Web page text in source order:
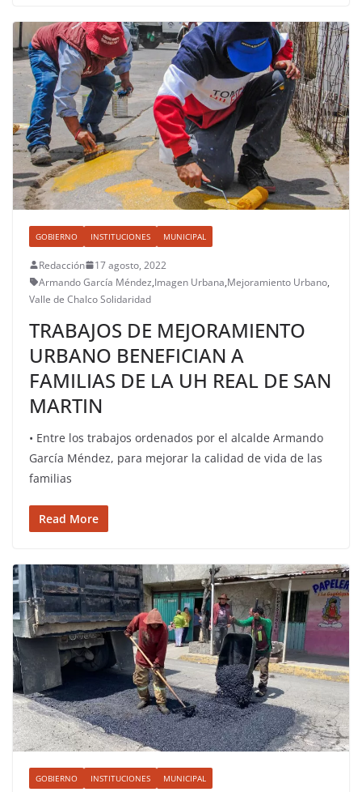
GOBIERNO INSTITUCIONES MUNICIPAL
Redacción
17 agosto, 2022
Armando García Méndez,Imagen Urbana,Mejoramiento Urbano,
Valle de Chalco Solidaridad
TRABAJOS DE MEJORAMIENTO
URBANO BENEFICIAN A
FAMILIAS DE LA UH REAL DE SAN
MARTIN
• Entre los trabajos ordenados por el alcalde Armando
García Méndez, para mejorar la calidad de vida de las
familias
Read More
GOBIERNO INSTITUCIONES MUNICIPAL